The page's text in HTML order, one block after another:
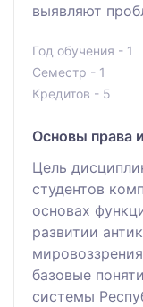
выявляют
Год обучения - 1
Семестр - 1
Кредитов - 5
Основы права
Цель
студентов
основах
развитии
базовые
системы